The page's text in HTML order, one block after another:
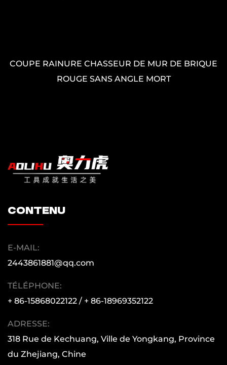
BRIQUE
BLOC AÉRÉ BRIQUE LÉGÈRE
SANS POUSSIERE
contenu
E-MAIL:
2443861881@qq.com
TÉLÉPHONE:
+ 86-15868022122 / + 86-18969352122
ADRESSE:
318 Rue de Kechuang, Ville de Yongkang, Province
du Zhejiang, Chine